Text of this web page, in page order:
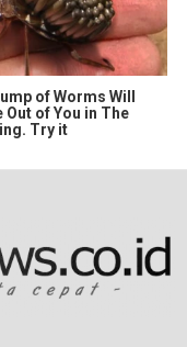
of Worms Will
Out of You in The
Try it